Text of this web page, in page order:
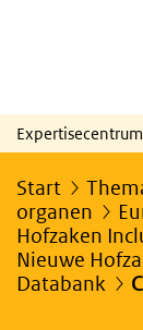
Start
organen
Hofzaken
Nieuwe
Databank